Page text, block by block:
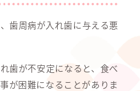
歯周病が入れ歯に与える悪
歯が不安定になると、食べ
が困難になることがありま